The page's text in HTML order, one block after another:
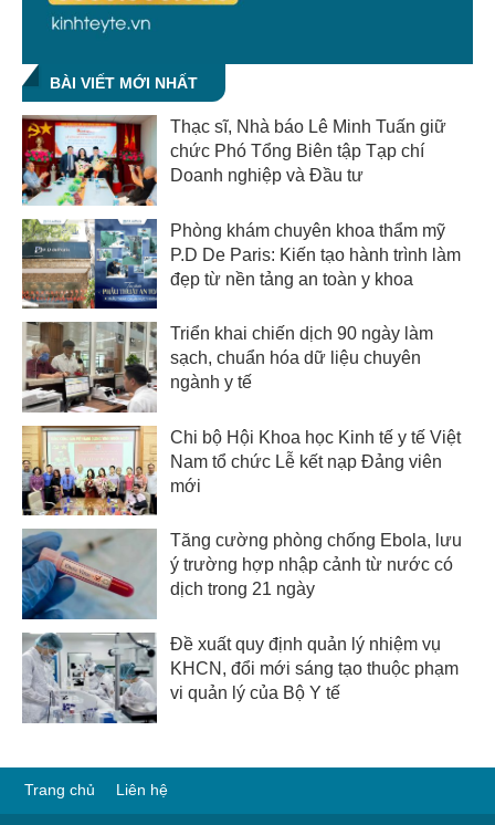
BÀI VIẾT MỚI NHẤT
Thạc sĩ, Nhà báo Lê Minh Tuấn giữ
chức Phó Tổng Biên tập Tạp chí
Doanh nghiệp và Đầu tư
Phòng khám chuyên khoa thẩm mỹ
P.D De Paris: Kiến tạo hành trình làm
đẹp từ nền tảng an toàn y khoa
Triển khai chiến dịch 90 ngày làm
sạch, chuẩn hóa dữ liệu chuyên
ngành y tế
Chi bộ Hội Khoa học Kinh tế y tế Việt
Nam tổ chức Lễ kết nạp Đảng viên
mới
Tăng cường phòng chống Ebola, lưu
ý trường hợp nhập cảnh từ nước có
dịch trong 21 ngày
Đề xuất quy định quản lý nhiệm vụ
KHCN, đổi mới sáng tạo thuộc phạm
vi quản lý của Bộ Y tế
Trang chủ Liên hệ